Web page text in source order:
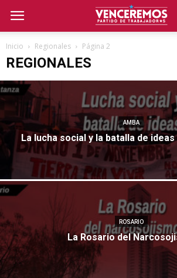
Inicio Regionales Página 2
REGIONALES
AMBA
La lucha social y la batalla de
ROSARIO
La Rosario del